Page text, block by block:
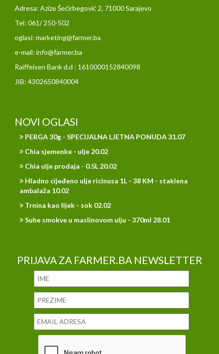
Adresa: Azize Šećirbegović 2, 71000 Sarajevo
Tel: 061/ 250-502
oglasi: marketing@farmer.ba
e-mail: info@farmer.ba
Raiffeisen Bank d.d : 1610000152840098
JIB: 4302650840004
NOVI OGLASI
PERGA 30g - SPECIJALNA LJETNA PONUDA 31.07
Chia sjemenke - ulje 20.02
Chia ulje prodaja - 0.5L 20.02
Hladno cijeđeno ulje ricinusa 1L - 38 KM - staklena
ambalaža 10.02
Trnina kao lijek - sok 02.02
Suhe smokve u maslinovom ulju - 370ml 28.01
PRIJAVA ZA FARMER.BA NEWSLETTER